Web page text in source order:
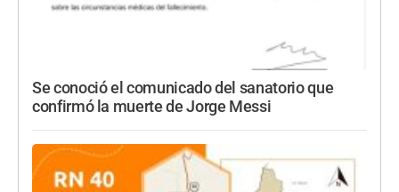
Se conoció el comunicado del sanatorio que
confirmó la muerte de Jorge Messi